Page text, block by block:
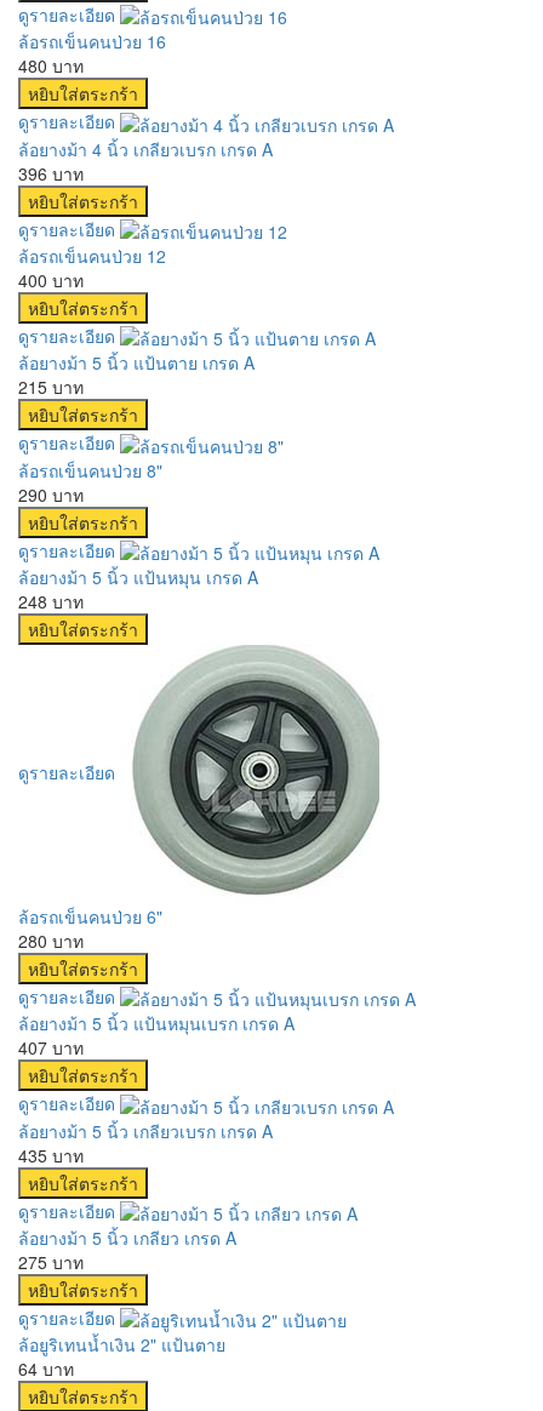
ดูรายละเอียด
ล้อรถเข็นคนป่วย 16
480 บาท
ดูรายละเอียด
ล้อยางม้า 4 นิ้ว เกลียวเบรก เกรด A
396 บาท
ดูรายละเอียด
ล้อรถเข็นคนป่วย 12
400 บาท
ดูรายละเอียด
ล้อยางม้า 5 นิ้ว แป้นตาย เกรด A
215 บาท
ดูรายละเอียด
ล้อรถเข็นคนป่วย 8"
290 บาท
ดูรายละเอียด
ล้อยางม้า 5 นิ้ว แป้นหมุน เกรด A
248 บาท
ดูรายละเอียด
ล้อรถเข็นคนป่วย 6"
280 บาท
ดูรายละเอียด
ล้อยางม้า 5 นิ้ว แป้นหมุนเบรก เกรด A
407 บาท
ดูรายละเอียด
ล้อยางม้า 5 นิ้ว เกลียวเบรก เกรด A
435 บาท
ดูรายละเอียด
ล้อยางม้า 5 นิ้ว เกลียว เกรด A
275 บาท
ดูรายละเอียด
ล้อยูริเทนน้ำเงิน 2" แป้นตาย
64 บาท